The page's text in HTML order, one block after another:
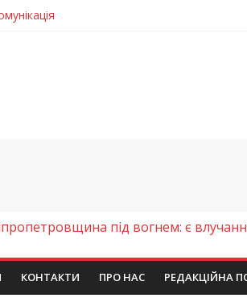
розташування легендарного монастиря
під вогнем: є
КОНТАКТИ ПРО НАС РЕДАКЦІЙНА